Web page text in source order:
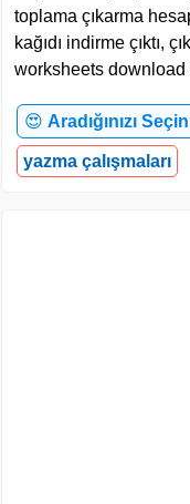
toplama çıkarma
kağıdı indirme çıktı,
worksheets
😍 Aradığınızı
yazma çalışmaları